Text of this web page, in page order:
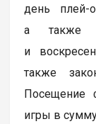
день плей-
а также
и
также
Посещение
игры в